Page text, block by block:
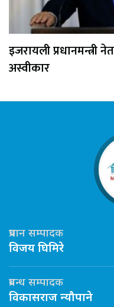
इजरायली प्रधानमन्त्री
अस्वीकार
प्रधान सम्पादक
विजय घिमिरे
प्रबन्ध सम्पादक
विकासराज न्यौपाने